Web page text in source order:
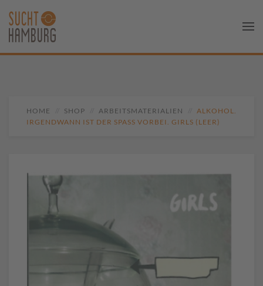
HOME SHOP ARBEITSMATERIALIEN
ALKOHOL.
IRGENDWANN IST DER SPASS VORBEI. GIRLS (LEER)